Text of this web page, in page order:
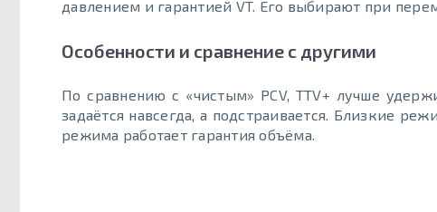
давлением и гарантией VT. Его выбирают при
Особенности и сравнение с другими
По сравнению с «чистым» PCV, TTV+ лучше
задаётся навсегда, а подстраивается. Близкие
режима работает гарантия объёма.